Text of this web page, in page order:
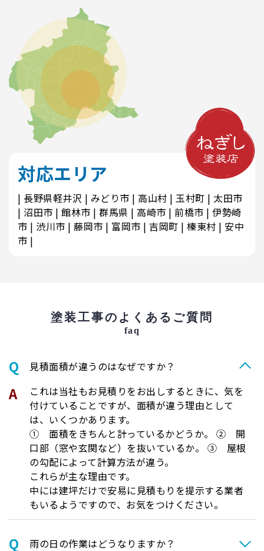
対応エリア
長野県軽井沢 みどり市 高山村 玉村町
太田市
沼田市
館林市 群馬県 高崎市 前橋市
伊勢崎
市
渋川市 藤岡市 富岡市 吉岡町 榛東村
安中
市
塗装工事のよくあるご質問
faq
⾒積⾯積が違うのはなぜですか？
これは当社もお見積りをお出しするときに、気を
付けていることですが、面積が違う理由として
は、いくつかあります。
① 面積をきちんと計っているかどうか。 ② 開
口部（窓や玄関など）を抜いているか。 ③ 屋根
の勾配によって計算方法が違う。
これらが主な理由です。
中には建坪だけで安易に見積もりを提示する業者
もいるようですので、お気をつけください。
⾬の日の作業はどうなりますか？